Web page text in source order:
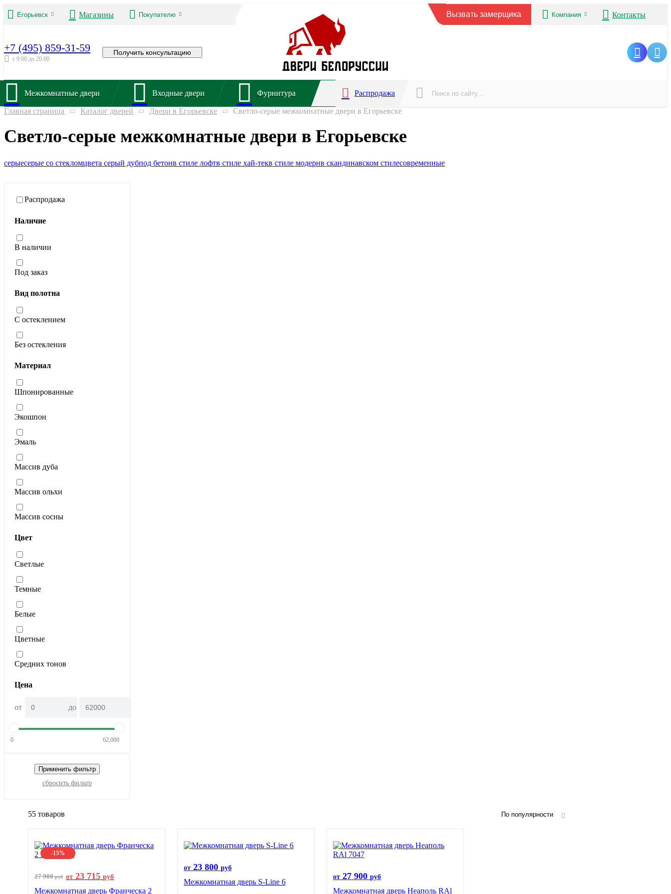
Егорьевск Магазины Покупателю Вызвать замерщика Компания Контакты
+7 (495) 859-31-59
с 9:00 до 20:00
Получить консультацию
Межкомнатные двери Входные двери Фурнитура Распродажа
Главная страница Каталог дверей Двери в Егорьевске Светло-серые межкомнатные двери в Егорьевске
Светло-серые межкомнатные двери в Егорьевске
серыесерые со стекломцвета серый дубпод бетонв стиле лофтв стиле хай-текв стиле модернв скандинавском стилесовременные
Распродажа
Наличие
В наличии
Под заказ
Вид полотна
С остеклением
Без остекления
Материал
Шпонированные
Экошпон
Эмаль
Массив дуба
Массив ольхи
Массив сосны
Цвет
Светлые
Темные
Белые
Цветные
Средних тонов
Цена
от до
0 62,000
Применить фильтр
сбросить фильтр
55 товаров По популярности
-15%
27 900руб от 23 715 руб
Межкомнатная дверь Франческа 2
от 23 800 руб
Межкомнатная дверь S-Line 6
от 27 900 руб
Межкомнатная дверь Неаполь RAl